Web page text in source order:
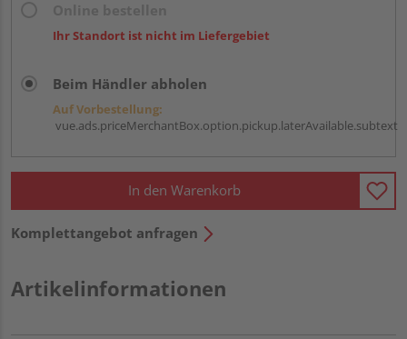
Ihr Standort ist nicht im Liefergebiet
Beim Händler abholen
Auf Vorbestellung:
vue.ads.priceMerchantBox.option.pickup.laterAvailable.subtext
In den Warenkorb
Komplettangebot anfragen
Artikelinformationen